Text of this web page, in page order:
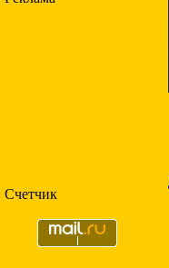
Счетчик